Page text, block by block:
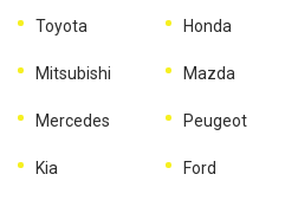
Toyota Honda
Mitsubishi Mazda
Mercedes Peugeot
Kia Ford